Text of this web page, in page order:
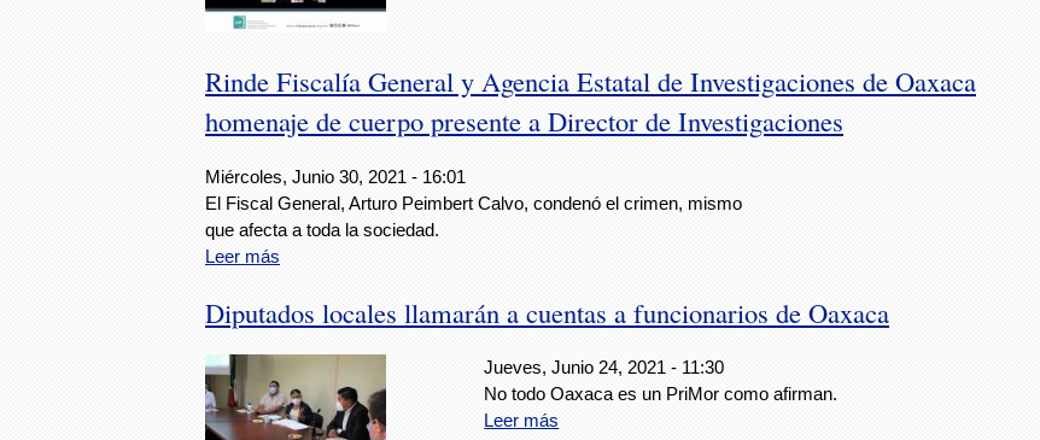
Rinde Fiscalía General y Agencia Estatal de Investigaciones de Oaxaca
homenaje de cuerpo presente a Director de Investigaciones
Miércoles, Junio 30, 2021 - 16:01
El Fiscal General, Arturo Peimbert Calvo, condenó el crimen, mismo
que afecta a toda la sociedad.
Leer más
Diputados locales llamarán a cuentas a funcionarios de Oaxaca
Jueves, Junio 24, 2021 - 11:30
No todo Oaxaca es un PriMor como afirman.
Leer más